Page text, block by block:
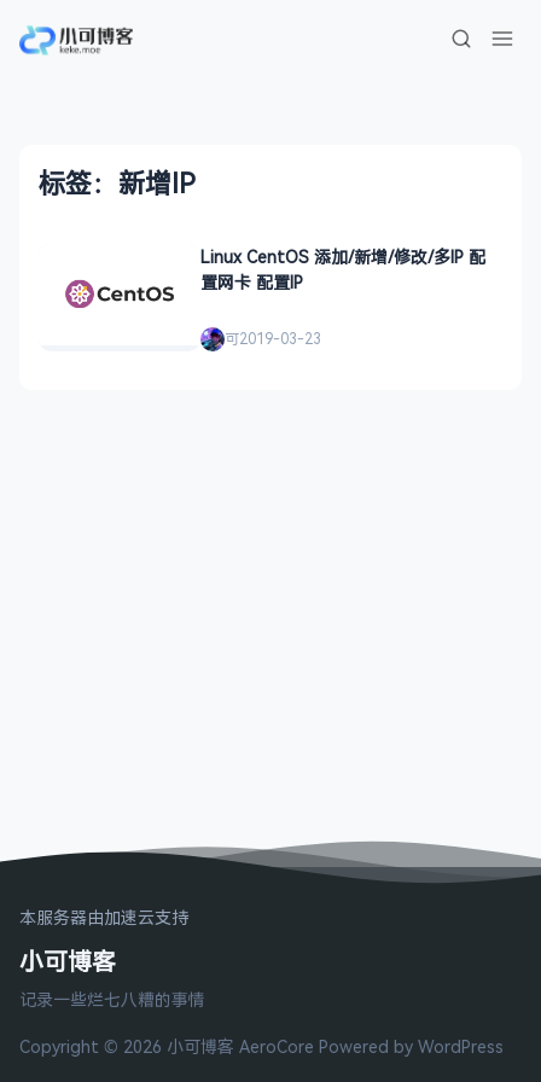
标签：新增IP
Linux CentOS 添加/新增/修改/多IP 配
置网卡 配置IP
可2019-03-23
本服务器由加速云支持
小可博客
记录一些烂七八糟的事情
Copyright © 2026 小可博客 AeroCore Powered by WordPress